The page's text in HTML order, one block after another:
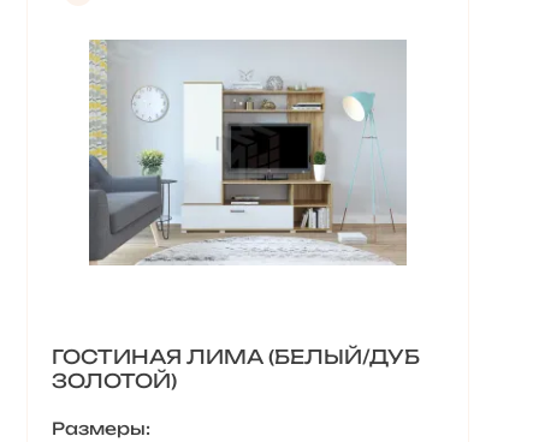
ГОСТИНАЯ ЛИМА (БЕЛЫЙ/ДУБ
ЗОЛОТОЙ)
Размеры: